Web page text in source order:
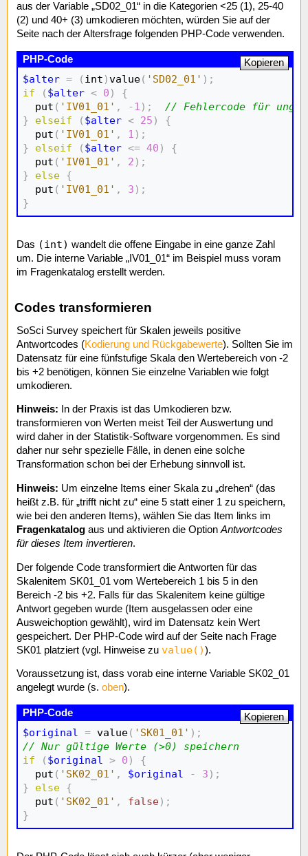
aus der Variable „SD02_01“ in die Kategorien <25 (1), 25-40
(2) und 40+ (3) umkodieren möchten, würden Sie auf der
Seite nach der Altersfrage folgenden PHP-Code verwenden.
$alter = ( int )value( 'SD02_01' ) ;
if
( $alter < 0 )
{
  put
( 'IV01_01' , -1 ) ;
// Fehlercode für
}
elseif ( $alter < 25 )
{
  put
( 'IV01_01' , 1 ) ;
}
elseif ( $alter <= 40 )
{
  put
( 'IV01_01' , 2 ) ;
}
else {
  put
( 'IV01_01' , 3 ) ;
}
Kopieren
Das (int) wandelt die offene Eingabe in eine ganze Zahl
um. Die interne Variable „IV01_01“ im Beispiel muss voram
im Fragenkatalog erstellt werden.
Codes transformieren
SoSci Survey speichert für Skalen jeweils positive
Antwortcodes (Kodierung und Rückgabewerte). Sollten Sie im
Datensatz für eine fünfstufige Skala den Wertebereich von -2
bis +2 benötigen, können Sie einzelne Variablen wie folgt
umkodieren.
Hinweis: In der Praxis ist das Umkodieren bzw.
transformieren von Werten meist Teil der Auswertung und
wird daher in der Statistik-Software vorgenommen. Es sind
daher nur sehr spezielle Fälle, in denen eine solche
Transformation schon bei der Erhebung sinnvoll ist.
Hinweis: Um einzelne Items einer Skala zu „drehen“ (das
heißt z.B. für „trifft nicht zu“ eine 5 statt einer 1 zu speichern,
wie bei den anderen Items), wählen Sie das Item links im
Fragenkatalog aus und aktivieren die Option Antwortcodes
für dieses Item invertieren.
Der folgende Code transformiert die Antworten für das
Skalenitem SK01_01 vom Wertebereich 1 bis 5 in den
Bereich -2 bis +2. Falls für das Skalenitem keine gültige
Antwort gegeben wurde (Item ausgelassen oder eine
Ausweichoption gewählt), wird im Datensatz kein Wert
gespeichert. Der PHP-Code wird auf der Seite nach Frage
SK01 platziert (vgl. Hinweise zu value()).
Voraussetzung ist, dass vorab eine interne Variable SK02_01
angelegt wurde (s. oben).
$original = value( 'SK01_01' ) ;
// Nur gültige Werte (>0) speichern
if
( $original > 0 )
{
  put
( 'SK02_01' , $original - 3 ) ;
}
else {
  put
( 'SK02_01' , false) ;
}
Kopieren